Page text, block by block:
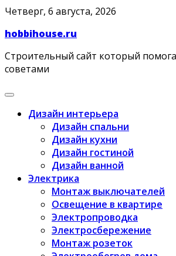
Skip
content
Четверг, 6 августа, 2026
hobbihouse.ru
Строительный сайт который
советами
Дизайн интерьера
Дизайн спальни
Дизайн кухни
Дизайн гостиной
Дизайн ванной
Электрика
Монтаж выключателей
Освещение в квартире
Электропроводка
Электросбережение
Монтаж розеток